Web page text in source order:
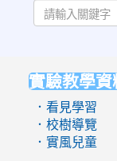
實驗教學資
．看見學習
．校樹導覽
．實風兒童